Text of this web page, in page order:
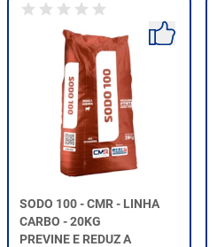
SODO 100 - CMR - LINHA
CARBO - 20KG
PREVINE E REDUZ A